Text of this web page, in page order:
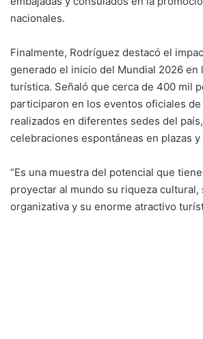
nacionales.
Finalmente, Rodríguez destacó el
generado el inicio del Mundial 2026 en
turística. Señaló que cerca de 400 mil
participaron en los eventos oficiales de
realizados en diferentes sedes del
celebraciones espontáneas en plazas
“Es una muestra del potencial que
proyectar al mundo su riqueza cultural,
organizativa y su enorme atractivo